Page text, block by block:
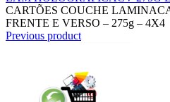
CARTÕES COUCHE
FRENTE E VERSO – 275g – 4X4
Previous product